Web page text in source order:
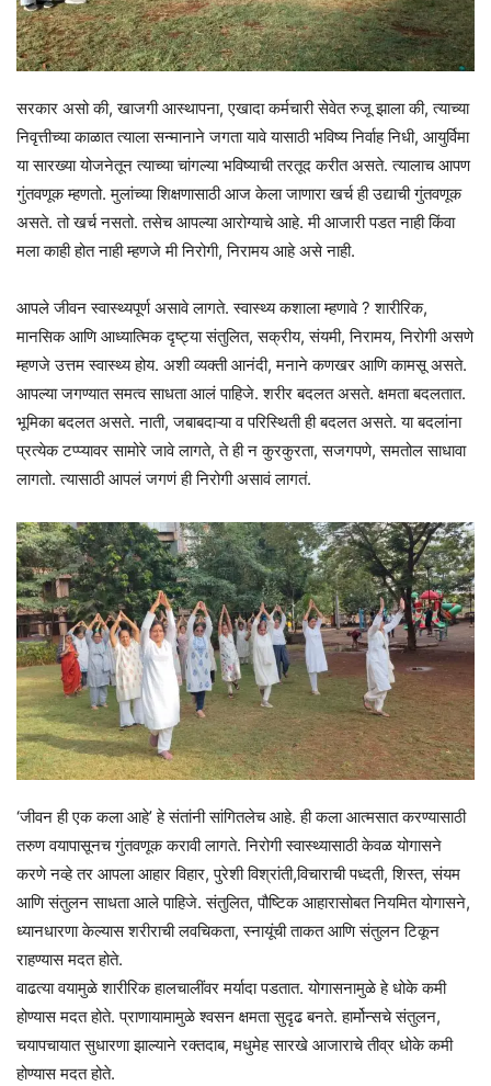
सरकार असो की, खाजगी आस्थापना, एखादा कर्मचारी सेवेत रुजू झाला की, त्याच्या
निवृत्तीच्या काळात त्याला सन्मानाने जगता यावे यासाठी भविष्य निर्वाह निधी, आयुर्विमा
या सारख्या योजनेतून त्याच्या चांगल्या भविष्याची तरतूद करीत असते. त्यालाच आपण
गुंतवणूक म्हणतो. मुलांच्या शिक्षणासाठी आज केला जाणारा खर्च ही उद्याची गुंतवणूक
असते. तो खर्च नसतो. तसेच आपल्या आरोग्याचे आहे. मी आजारी पडत नाही किंवा
मला काही होत नाही म्हणजे मी निरोगी, निरामय आहे असे नाही.
आपले जीवन स्वास्थ्यपूर्ण असावे लागते. स्वास्थ्य कशाला म्हणावे ? शारीरिक,
मानसिक आणि आध्यात्मिक दृष्ट्या संतुलित, सक्रीय, संयमी, निरामय, निरोगी असणे
म्हणजे उत्तम स्वास्थ्य होय. अशी व्यक्ती आनंदी, मनाने कणखर आणि कामसू असते.
आपल्या जगण्यात समत्व साधता आलं पाहिजे. शरीर बदलत असते. क्षमता बदलतात.
भूमिका बदलत असते. नाती, जबाबदाऱ्या व परिस्थिती ही बदलत असते. या बदलांना
प्रत्येक टप्प्यावर सामोरे जावे लागते, ते ही न कुरकुरता, सजगपणे, समतोल साधावा
लागतो. त्यासाठी आपलं जगणं ही निरोगी असावं लागतं.
‘जीवन ही एक कला आहे’ हे संतांनी सांगितलेच आहे. ही कला आत्मसात करण्यासाठी
तरुण वयापासूनच गुंतवणूक करावी लागते. निरोगी स्वास्थ्यासाठी केवळ योगासने
करणे नव्हे तर आपला आहार विहार, पुरेशी विश्रांती,विचाराची पध्दती, शिस्त, संयम
आणि संतुलन साधता आले पाहिजे. संतुलित, पौष्टिक आहारासोबत नियमित योगासने,
ध्यानधारणा केल्यास शरीराची लवचिकता, स्नायूंची ताकत आणि संतुलन टिकून
राहण्यास मदत होते.
वाढत्या वयामुळे शारीरिक हालचालींवर मर्यादा पडतात. योगासनामुळे हे धोके कमी
होण्यास मदत होते. प्राणायामामुळे श्वसन क्षमता सुदृढ बनते. हार्मोन्सचे संतुलन,
चयापचायात सुधारणा झाल्याने रक्तदाब, मधुमेह सारखे आजाराचे तीव्र धोके कमी
होण्यास मदत होते.